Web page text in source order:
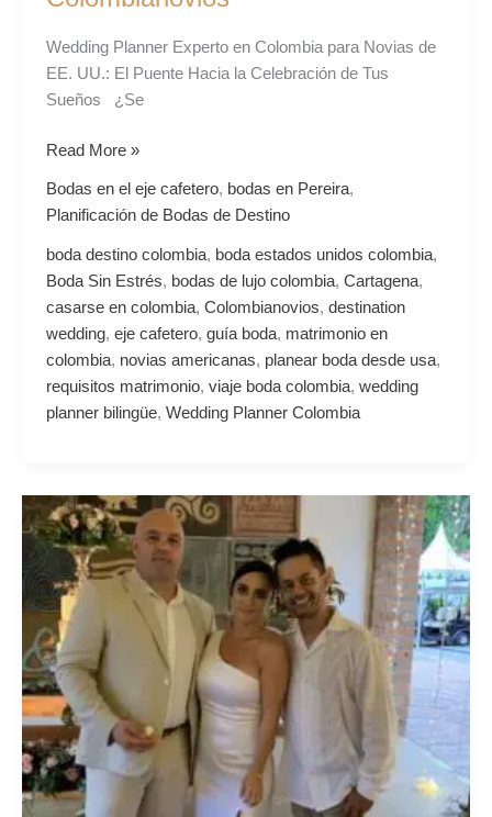
Wedding Planner Experto en Colombia para Novias de
EE. UU.: El Puente Hacia la Celebración de Tus
Sueños ¿Se
Sueño
Hecho
Realidad
Colombianovios
Read More »
Bodas en el eje cafetero, bodas en Pereira,
Planificación de Bodas de Destino
boda destino colombia, boda estados unidos colombia,
Boda Sin Estrés, bodas de lujo colombia, Cartagena,
casarse en colombia, Colombianovios, destination
wedding, eje cafetero, guía boda, matrimonio en
colombia, novias americanas, planear boda desde usa,
requisitos matrimonio, viaje boda colombia, wedding
planner bilingüe, Wedding Planner Colombia
El
Curador